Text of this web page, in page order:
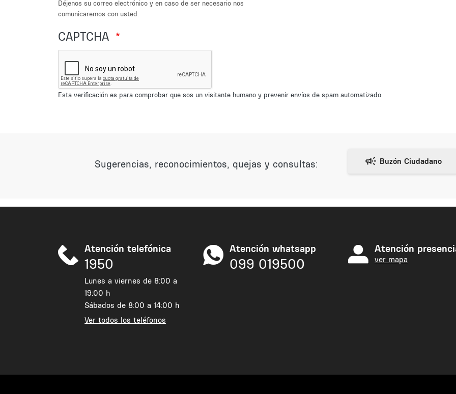
Déjenos su correo electrónico y en caso de ser necesario nos
comunicaremos con usted.
CAPTCHA
Esta verificación es para comprobar que sos un visitante humano y prevenir envíos de spam automatizado.
Sugerencias, reconocimientos, quejas y consultas:
Atención telefónica
1950
Lunes a viernes de 8:00 a
19:00 h
Sábados de 8:00 a 14:00 h
Ver todos los teléfonos
Atención whatsapp
099 019500
Atención
ver mapa